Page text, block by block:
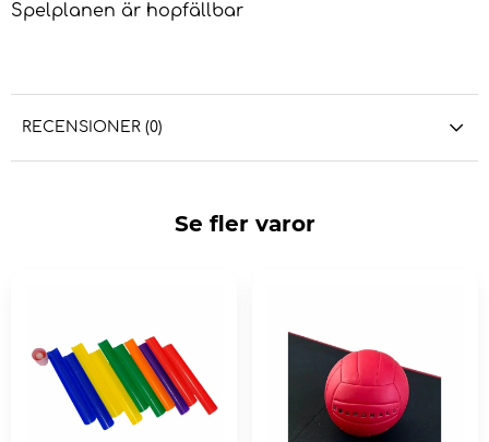
Spelplanen är hopfällbar
RECENSIONER (0)
Se fler varor